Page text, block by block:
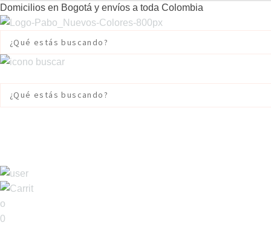
Domicilios en Bogotá y envíos a toda Colombia
0